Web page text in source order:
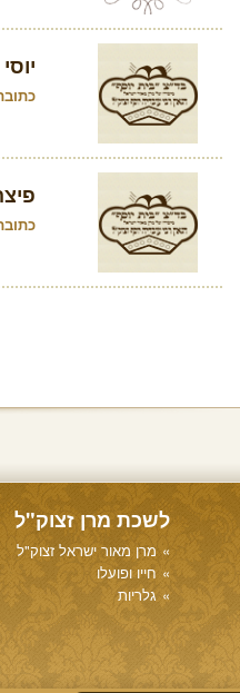
לשכת מרן זצוק"ל
מרן מאור ישראל זצוק"ל
חייו ופועלו
גלריות